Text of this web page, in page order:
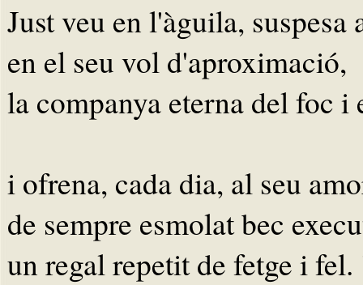
Just veu en l'àguila, suspesa
en el seu vol d'aproximació,
la companya eterna del foc i
i ofrena, cada dia, al seu
de sempre esmolat bec
un regal repetit de fetge i